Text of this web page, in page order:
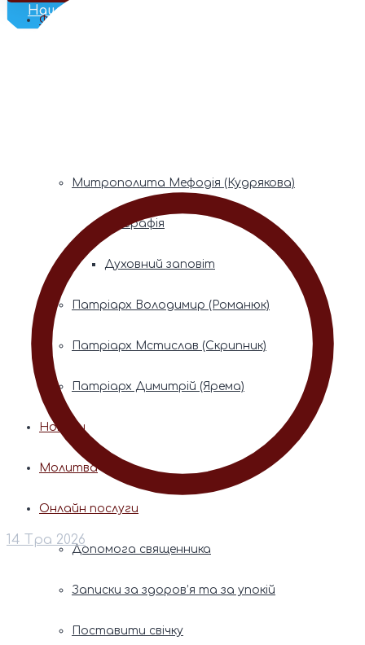
Наш Телеграм
Фонди пам’яті
Митрополита Мефодія (Кудрякова)
Біографія
Духовний заповіт
Патріарх Володимир (Романюк)
Патріарх Мстислав (Скрипник)
Патріарх Димитрій (Ярема)
Новини
Молитва
Онлайн послуги
Допомога священника
Записки за здоров’я та за упокій
Поставити свічку
14 Тра 2026